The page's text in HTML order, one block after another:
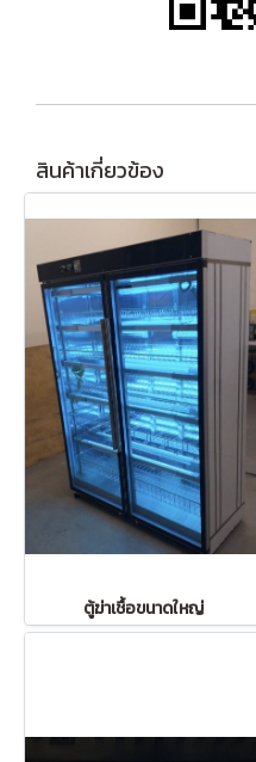
สินค้าเกี่ยวข้อง
ตู้ฆ่าเชื้อขนาดใหญ่